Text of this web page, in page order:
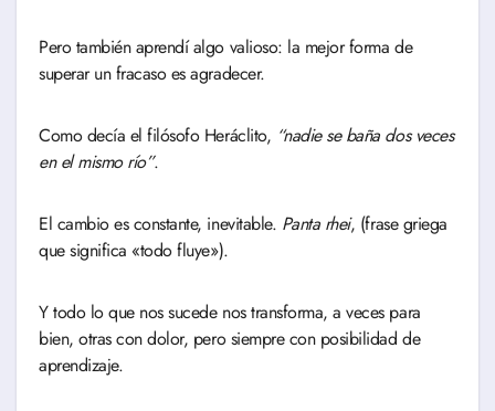
Pero también aprendí algo valioso: la mejor forma de
superar un fracaso es agradecer.
Como decía el filósofo Heráclito, “nadie se baña dos veces
en el mismo río”.
El cambio es constante, inevitable. Panta rhei, (frase griega
que significa «todo fluye»).
Y todo lo que nos sucede nos transforma, a veces para
bien, otras con dolor, pero siempre con posibilidad de
aprendizaje.